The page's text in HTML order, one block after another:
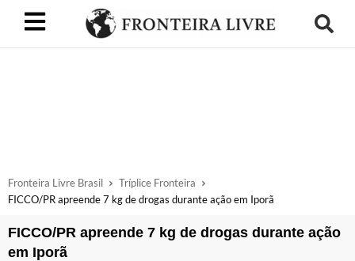
Fronteira Livre Brasil
Tríplice Fronteira
FICCO/PR apreende 7 kg de drogas durante ação em Iporã
FICCO/PR apreende 7 kg de drogas durante ação
em Iporã